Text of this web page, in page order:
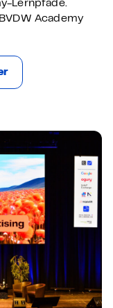
Lernpfade.
Academy